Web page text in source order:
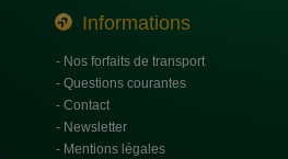
Informations
- Nos forfaits de transport
- Questions courantes
- Contact
- Newsletter
- Mentions légales